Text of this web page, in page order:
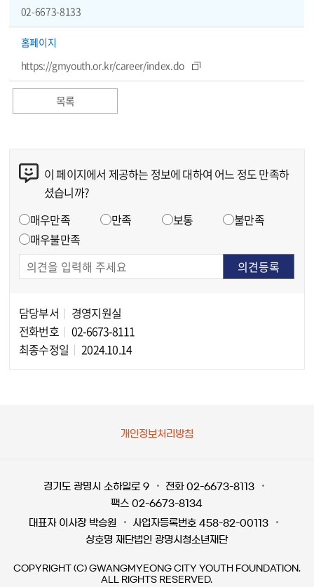
02-6673-8133
홈페이지
https://gmyouth.or.kr/career/index.do
목록
이 페이지에서 제공하는 정보에 대하여 어느 정도 만족하
셨습니까?
매우만족 만족 보통
불만족
매우불만족
담당부서
경영지원실
전화번호
02-6673-8111
최종수정일
2024.10.14
개인정보처리방침
경기도 광명시 소하일로 9
전화 02-6673-8113
팩스 02-6673-8134
대표자 이사장 박승원
사업자등록번호 458-82-00113
상호명 재단법인 광명시청소년재단
COPYRIGHT (C) GWANGMYEONG CITY YOUTH FOUNDATION.
ALL RIGHTS RESERVED.